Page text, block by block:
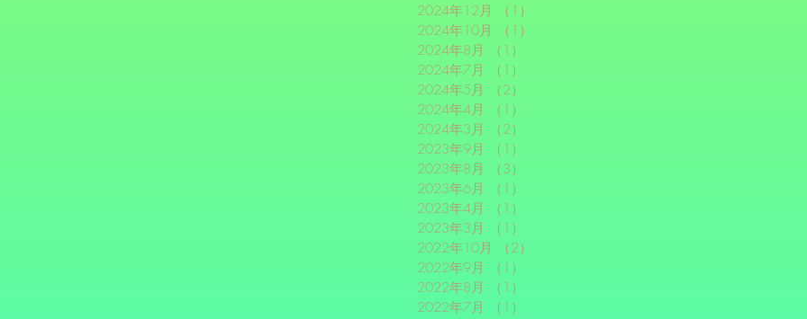
2024年12月 （1）
2024年10月
（1）
2024年8月
（1）
2024年7月
（1）
2024年5月
（2）
2024年4月
（1）
2024年3月
（2）
2023年9月
（1）
2023年8月
（3）
2023年6月
（1）
2023年4月
（1）
2023年3月
（1）
2022年10月
（2）
2022年9月
（1）
2022年8月
（1）
2022年7月
（1）